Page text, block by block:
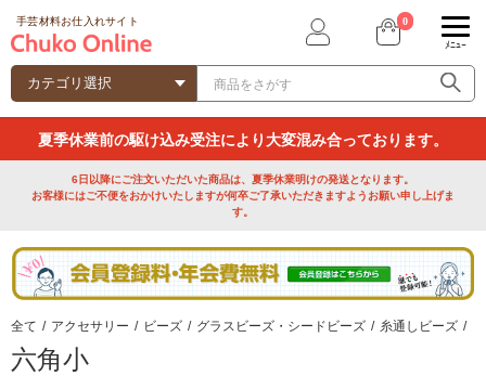
手芸材料お仕入れサイト 0
ﾒﾆｭｰ
夏季休業前の駆け込み受注により大変混み合っております。
6日以降にご注文いただいた商品は、夏季休業明けの発送となります。
お客様にはご不便をおかけいたしますが何卒ご了承いただきますようお願い申し上げま
す。
全て / アクセサリー / ビーズ / グラスビーズ・シードビーズ / 糸通しビーズ /
六角小